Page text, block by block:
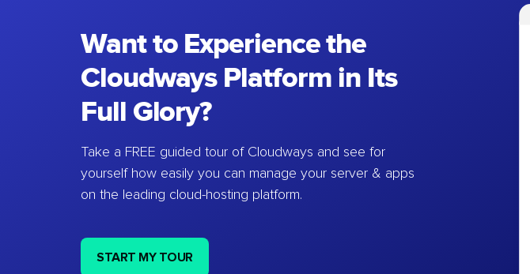
Want to Experience the
Cloudways Platform in Its
Full Glory?
Take a FREE guided tour of Cloudways and see for
yourself how easily you can manage your server & apps
on the leading cloud-hosting platform.
START MY TOUR